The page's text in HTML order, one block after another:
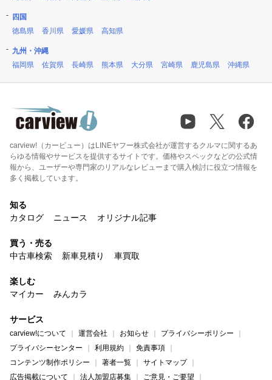
四国
徳島県
香川県 愛媛県 高知県
九州・沖縄
福岡県
佐賀県 長崎県 熊本県 大分県 宮崎県 鹿児島県 沖縄県
carview!（カービュー）はLINEヤフー株式会社が運営するクルマに関するあ
らゆる情報やサービスを提供するサイトです。価格やスペックなどの公式情
報から、ユーザーや専門家のリアルなレビューまで購入検討に役立つ情報を
多く掲載しています。
知る
カタログ
ニュース オリジナル記事
買う・売る
中古車検索
新車見積り 車買取
楽しむ
マイカー
みんカラ
サービス
carview!について 運営会社 お知らせ
プライバシーポリシー
プライバシーセンター
利用規約
免責事項
コンテンツ制作ポリシー
著者一覧
サイトマップ
広告掲載について
法人加盟店募集 ご意見・ご要望